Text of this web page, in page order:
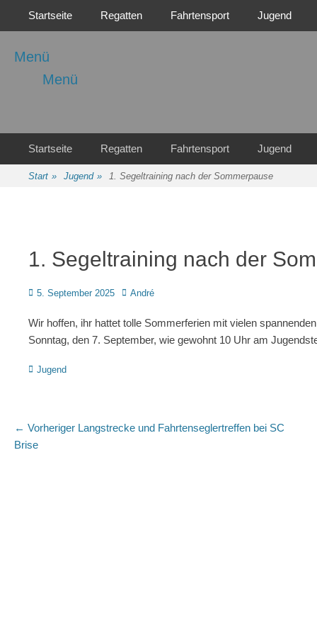
Menü
1921 e.V.
Regattasport und Wasserwandern - Freizeit mit der ganzen Familie
Menü
Primäres Menü
Startseite Regatten Fahrtensport Jugend
Sekundäres Menü
springen
Startseite Regatten Fahrtensport Jugend
Start » Jugend » 1. Segeltraining nach der Sommerpause
1. Segeltraining nach der
Posted
5. September 2025 Autor
André
Wir hoffen, ihr hattet tolle Sommerferien mit vielen
Sonntag, den 7. September, wie gewohnt 10 Uhr am
Kategorien
Jugend
Beitragsnavigation
← Vorheriger Vorheriger
Langstrecke und Fahrtenseglertreffen bei SC
Brise